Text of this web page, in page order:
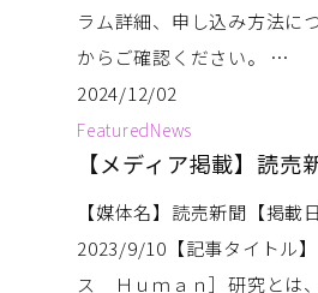
ラム詳細、申し込み方法に
からご確認ください。 …
2024/12/02
FeaturedNews
【メディア掲載】読売
【媒体名】読売新聞【掲載日
2023/9/10【記事タイトル
ス Ｈｕｍａｎ］研究とは